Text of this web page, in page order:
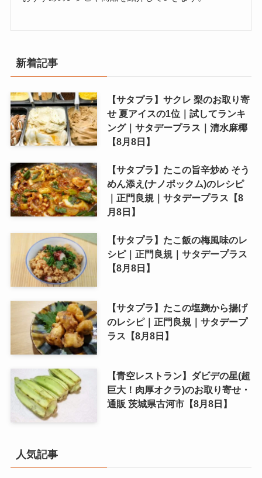
新着記事
【サタプラ】サクレ 梨のお取り寄
せ 夏アイスの1位｜試してランキ
ング｜サタデープラス｜清水麻椰
【8月8日】
【サタプラ】たこの旨辛炒め そう
めん添え(ナノポックム)のレシピ
｜正門良規｜サタデープラス【8
月8日】
【サタプラ】たこ飯の梅風味のレ
シピ｜正門良規｜サタデープラス
【8月8日】
【サタプラ】たこの塩麹から揚げ
のレシピ｜正門良規｜サタデープ
ラス【8月8日】
【青空レストラン】ダビデの星(超
巨大！肉厚オクラ)のお取り寄せ・
通販 茨城県古河市【8月8日】
人気記事